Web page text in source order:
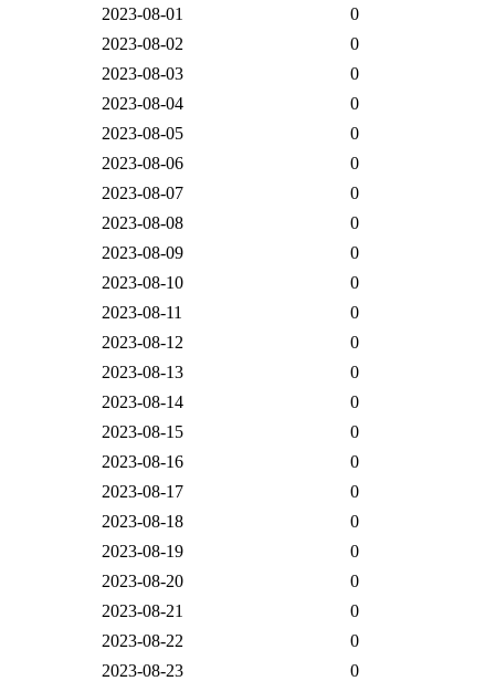
2023-08-01
0
2023-08-02
0
2023-08-03
0
2023-08-04
0
2023-08-05
0
2023-08-06
0
2023-08-07
0
2023-08-08
0
2023-08-09
0
2023-08-10
0
2023-08-11
0
2023-08-12
0
2023-08-13
0
2023-08-14
0
2023-08-15
0
2023-08-16
0
2023-08-17
0
2023-08-18
0
2023-08-19
0
2023-08-20
0
2023-08-21
0
2023-08-22
0
2023-08-23
0